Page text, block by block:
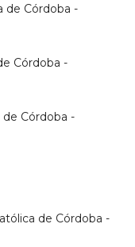
de Córdoba -
Córdoba -
de Córdoba -
de Córdoba -